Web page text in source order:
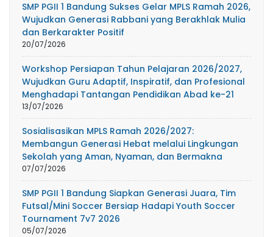
SMP PGII 1 Bandung Sukses Gelar MPLS Ramah 2026,
Wujudkan Generasi Rabbani yang Berakhlak Mulia
dan Berkarakter Positif
20/07/2026
Workshop Persiapan Tahun Pelajaran 2026/2027,
Wujudkan Guru Adaptif, Inspiratif, dan Profesional
Menghadapi Tantangan Pendidikan Abad ke-21
13/07/2026
Sosialisasikan MPLS Ramah 2026/2027:
Membangun Generasi Hebat melalui Lingkungan
Sekolah yang Aman, Nyaman, dan Bermakna
07/07/2026
SMP PGII 1 Bandung Siapkan Generasi Juara, Tim
Futsal/Mini Soccer Bersiap Hadapi Youth Soccer
Tournament 7v7 2026
05/07/2026